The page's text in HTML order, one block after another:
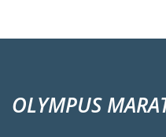
OLYMPUS